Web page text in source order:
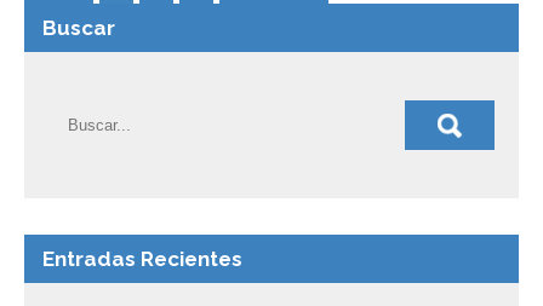
Buscar
Entradas Recientes